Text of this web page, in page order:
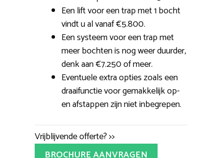
Een lift voor een trap met 1 bocht
vindt u al vanaf €5.800.
Een systeem voor een trap met
meer bochten is nog weer duurder,
denk aan €7.250 of meer.
Eventuele extra opties zoals een
draaifunctie voor gemakkelijk op-
en afstappen zijn niet inbegrepen.
Vrijblijvende offerte? >>
BROCHURE AANVRAGEN